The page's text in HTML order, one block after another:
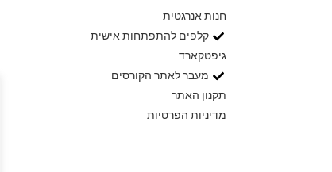
חנות אנרגטית
קלפים להתפתחות אישית
גיפטקארד
מעבר לאתר הקורסים
תקנון האתר
מדיניות הפרטיות